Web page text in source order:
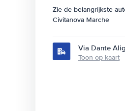
Zie de belangrijkste
Civitanova Marche
Via Dante
Toon op kaart